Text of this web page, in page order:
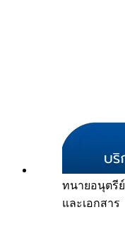
ทนายอนุตรีย์
และเอกสาร